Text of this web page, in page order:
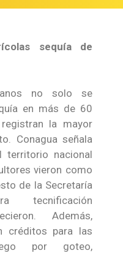
sequía de
no solo se
en más de 60
la mayor
Conagua señala
nacional
vieron como
de la Secretaría
tecnificación
Además,
créditos para las
por goteo,